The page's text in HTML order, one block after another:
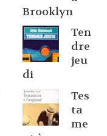
Brooklyn
Ten
dre
jeu
di
Tes
ta
me